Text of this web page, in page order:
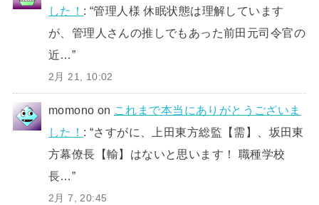
した！ : “管理人様 休眠状態は理解しています
が、管理人さんの推しでもあった前田元司令官の
近…”
2月 21, 10:02
momono on これまで本当にありがとうございま
した！ : “さすがに、上田東方総監【需】、坂田東
方幕僚長【輸】はないと思います！ 職種学校
長…”
2月 7, 20:45